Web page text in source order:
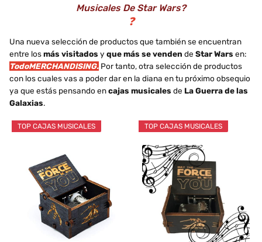
Musicales De Star Wars?
❓
Una nueva selección de productos que también se encuentran
entre losmás visitados y que más se venden de Star Wars en:
TodoMERCHANDISING. Por tanto, otra selección de productos
con los cuales vas a poder dar en la diana en tu próximo obsequio
ya que estás pensando encajas musicales de La Guerra de las
Galaxias.
TOP CAJAS MUSICALES TOP CAJAS MUSICALES